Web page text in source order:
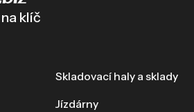
klíč
Skladovací haly a sklady
Jízdárny